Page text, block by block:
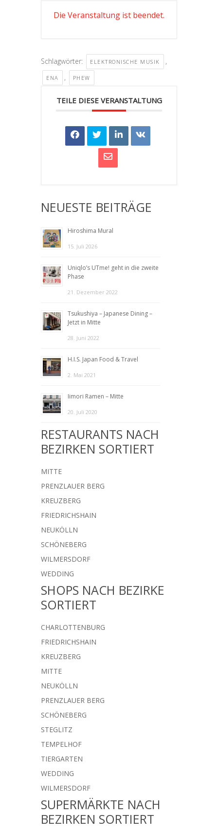
Die Veranstaltung ist beendet.
Schlagwörter: ELEKTRONISCHE MUSIK ,
ENA , PHEW
TEILE DIESE VERANSTALTUNG
NEUESTE BEITRÄGE
Hiroshima Mural
15. Juli 2026
Uniqlo’s UTme! geht in die zweite
Phase
21. Dezember 2022
Tsukushiya – Japanese Dining –
Jetzt in Mitte
28. Juni 2022
H.I.S. Japan Food & Travel
2. Mai 2021
Iimori Ramen – Mitte
20. Juli 2020
RESTAURANTS NACH
BEZIRKEN SORTIERT
MITTE
PRENZLAUER BERG
KREUZBERG
FRIEDRICHSHAIN
NEUKÖLLN
SCHÖNEBERG
WILMERSDORF
WEDDING
SHOPS NACH BEZIRKE
SORTIERT
CHARLOTTENBURG
FRIEDRICHSHAIN
KREUZBERG
MITTE
NEUKÖLLN
PRENZLAUER BERG
SCHÖNEBERG
STEGLITZ
TEMPELHOF
TIERGARTEN
WEDDING
WILMERSDORF
SUPERMÄRKTE NACH
BEZIRKEN SORTIERT